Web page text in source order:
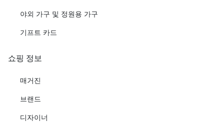
야외 가구 및 정원용 가구
기프트 카드
쇼핑 정보
매거진
브랜드
디자이너